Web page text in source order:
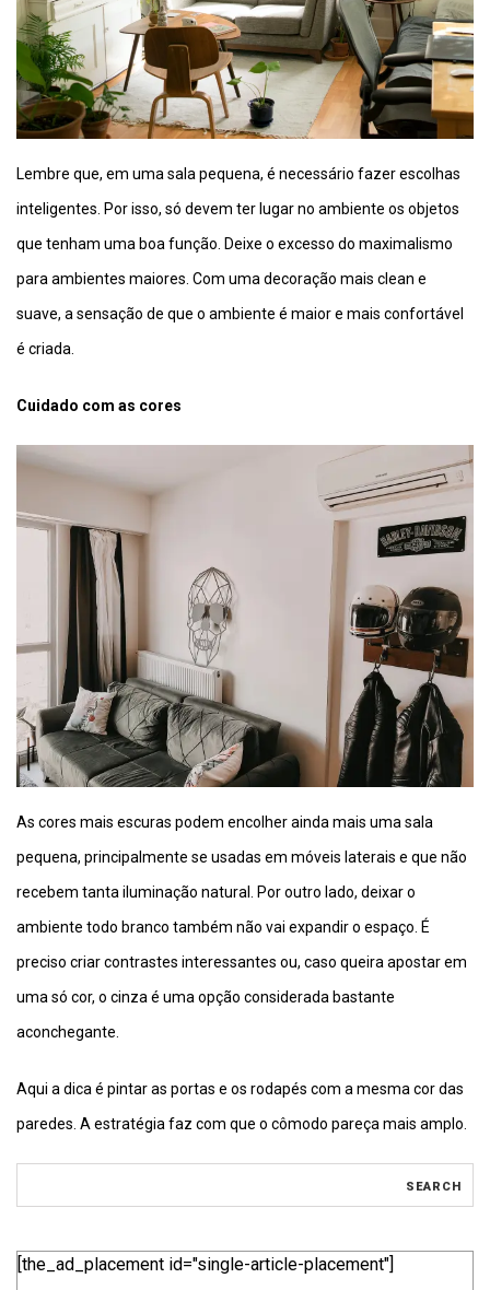
Lembre que, em uma sala pequena, é necessário fazer escolhas
inteligentes. Por isso, só devem ter lugar no ambiente os objetos
que tenham uma boa função. Deixe o excesso do maximalismo
para ambientes maiores. Com uma decoração mais clean e
suave, a sensação de que o ambiente é maior e mais confortável
é criada.
Cuidado com as cores
As cores mais escuras podem encolher ainda mais uma sala
pequena, principalmente se usadas em móveis laterais e que não
recebem tanta iluminação natural. Por outro lado, deixar o
ambiente todo branco também não vai expandir o espaço. É
preciso criar contrastes interessantes ou, caso queira apostar em
uma só cor, o cinza é uma opção considerada bastante
aconchegante.
Aqui a dica é pintar as portas e os rodapés com a mesma cor das
paredes. A estratégia faz com que o cômodo pareça mais amplo.
[the_ad_placement id="single-article-placement"]